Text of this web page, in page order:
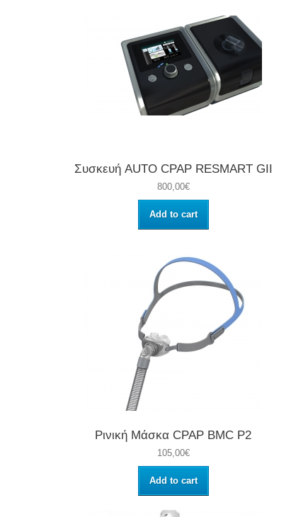
Συσκευή AUTO CPAP RESMART GII
800,00€
Add to cart
Ρινική Μάσκα CPAP BMC P2
105,00€
Add to cart